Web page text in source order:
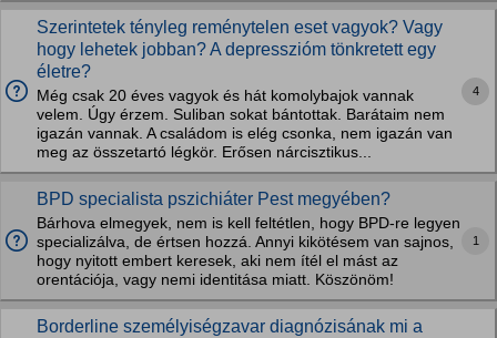
Szerintetek tényleg reménytelen eset vagyok? Vagy
hogy lehetek jobban? A depresszióm tönkretett egy
életre?
Még csak 20 éves vagyok és hát komolybajok vannak
velem. Úgy érzem. Suliban sokat bántottak. Barátaim nem
igazán vannak. A családom is elég csonka, nem igazán van
meg az összetartó légkör. Erősen nárcisztikus...
4
BPD specialista pszichiáter Pest megyében?
Bárhova elmegyek, nem is kell feltétlen, hogy BPD-re legyen
specializálva, de értsen hozzá. Annyi kikötésem van sajnos,
hogy nyitott embert keresek, aki nem ítél el mást az
orentációja, vagy nemi identitása miatt. Köszönöm!
1
Borderline személyiségzavar diagnózisának mi a